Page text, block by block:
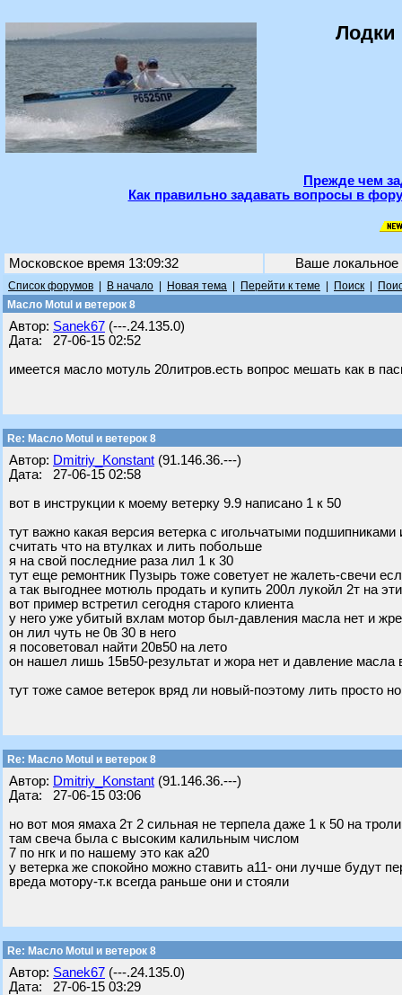
Лодки
Прежде чем
Как правильно задавать вопросы в
Московское время 13:09:32 Ваше
Список форумов В начало Новая тема Перейти к теме Поиск
Масло Motul и ветерок 8
Автор: Sanek67 (---.24.135.0)
Дата: 27-06-15 02:52
имеется масло мотуль 20литров.есть вопрос мешать как в
Re: Масло Motul и ветерок 8
Автор: Dmitriy_Konstant (91.146.36.---)
Дата: 27-06-15 02:58
вот в инструкции к моему ветерку 9.9 написано 1 к 50
тут важно какая версия ветерка с игольчатыми
считать что на втулках и лить побольше
я на свой последние раза лил 1 к 30
тут еще ремонтник Пузырь тоже советует не жалеть-свечи
а так выгоднее мотюль продать и купить 200л лукойл 2т на
вот пример встретил сегодня старого клиента
у него уже убитый вхлам мотор был-давления масла нет и
он лил чуть не 0в 30 в него
я посоветовал найти 20в50 на лето
он нашел лишь 15в50-результат и жора нет и давление
тут тоже самое ветерок вряд ли новый-поэтому лить просто
Re: Масло Motul и ветерок 8
Автор: Dmitriy_Konstant (91.146.36.---)
Дата: 27-06-15 03:06
но вот моя ямаха 2т 2 сильная не терпела даже 1 к 50 на
там свеча была с высоким калильным числом
7 по нгк и по нашему это как а20
у ветерка же спокойно можно ставить а11- они лучше будут
вреда мотору-т.к всегда раньше они и стояли
Re: Масло Motul и ветерок 8
Автор: Sanek67 (---.24.135.0)
Дата: 27-06-15 03:29